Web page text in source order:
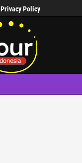
Privacy Policy